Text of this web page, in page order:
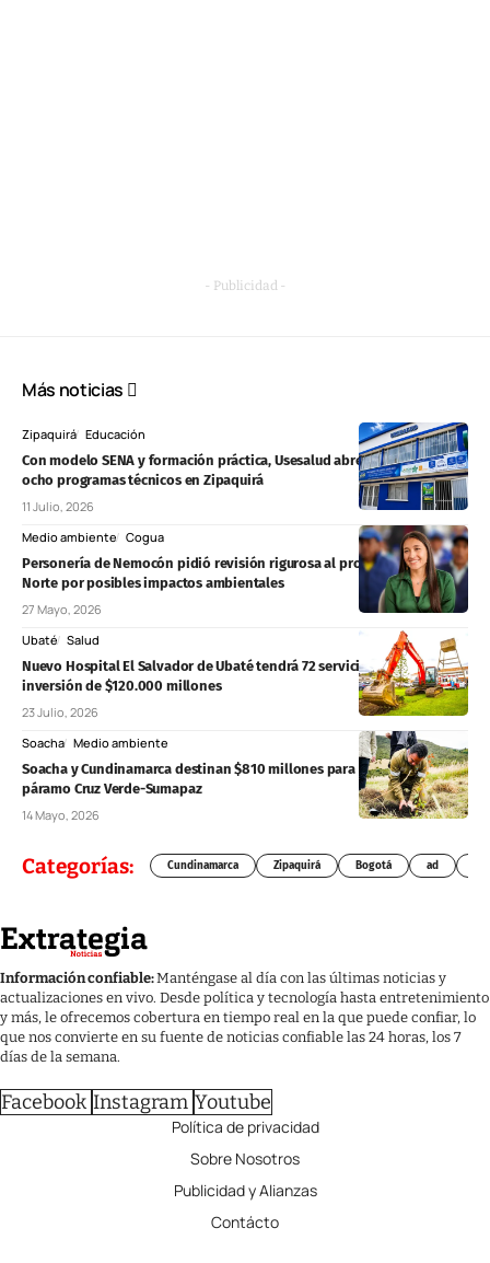
- Publicidad -
Más noticias
Zipaquirá Educación
Con modelo SENA y formación práctica, Usesalud abre matrículas para
ocho programas técnicos en Zipaquirá
11 Julio, 2026
Medio ambiente Cogua
Personería de Nemocón pidió revisión rigurosa al proyecto Chivor II
Norte por posibles impactos ambientales
27 Mayo, 2026
Ubaté Salud
Nuevo Hospital El Salvador de Ubaté tendrá 72 servicios y una
inversión de $120.000 millones
23 Julio, 2026
Soacha Medio ambiente
Soacha y Cundinamarca destinan $810 millones para proteger el
páramo Cruz Verde-Sumapaz
14 Mayo, 2026
Categorías: Cundinamarca Zipaquirá Bogotá ad
Información confiable:Manténgase al día con las últimas noticias y
actualizaciones en vivo. Desde política y tecnología hasta entretenimiento
y más, le ofrecemos cobertura en tiempo real en la que puede confiar, lo
que nos convierte en su fuente de noticias confiable las 24 horas, los 7
días de la semana.
Facebook Instagram Youtube
Política de privacidad
Sobre Nosotros
Publicidad y Alianzas
Contácto